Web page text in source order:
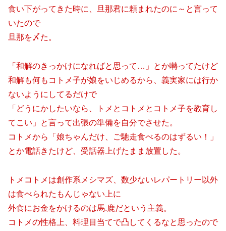
食い下がってきた時に、旦那君に頼まれたのに～と言って
いたので
旦那を〆た。
「和解のきっかけになればと思って…」とか囀ってたけど
和解も何もコトメ子が娘をいじめるから、義実家には行か
ないようにしてるだけで
「どうにかしたいなら、トメとコトメとコトメ子を教育し
てこい」と言って出張の準備を自分でさせた。
コトメから「娘ちゃんだけ、ご馳走食べるのはずるい！」
とか電話きたけど、受話器上げたまま放置した。
トメコトメは創作系メシマズ、数少ないレパートリー以外
は食べられたもんじゃない上に
外食にお金をかけるのは馬.鹿だという主義。
コトメの性格上、料理目当てで凸してくるなと思ったので